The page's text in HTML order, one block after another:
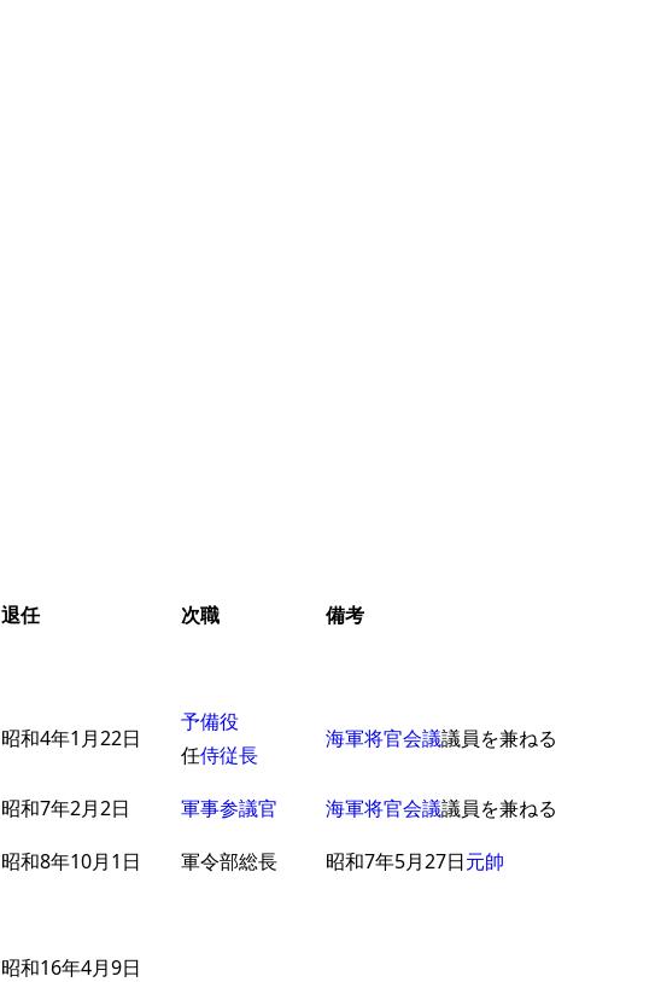
退任 次職
備考
昭和4年1月22日
予備役
任侍従長
海軍将官会議議員を兼ねる
昭和7年2月2日 軍事参議官 海軍将官会議議員を兼ねる
昭和8年10月1日 軍令部総長 昭和7年5月27日元帥
昭和16年4月9日